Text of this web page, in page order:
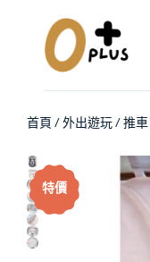
首頁/外出遊玩/推車
特價